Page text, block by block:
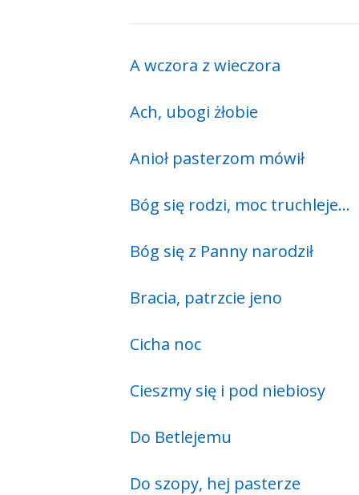
A wczora z wieczora
Ach, ubogi żłobie
Anioł pasterzom mówił
Bóg się rodzi, moc truchleje…
Bóg się z Panny narodził
Bracia, patrzcie jeno
Cicha noc
Cieszmy się i pod niebiosy
Do Betlejemu
Do szopy, hej pasterze